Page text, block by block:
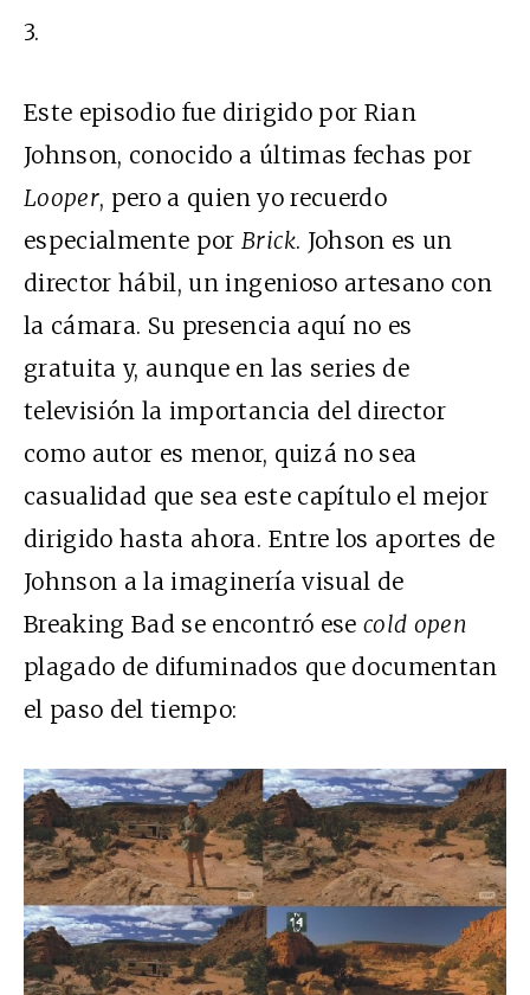
3.
Este episodio fue dirigido por Rian
Johnson, conocido a últimas fechas por
Looper, pero a quien yo recuerdo
especialmente por Brick. Johson es un
director hábil, un ingenioso artesano con
la cámara. Su presencia aquí no es
gratuita y, aunque en las series de
televisión la importancia del director
como autor es menor, quizá no sea
casualidad que sea este capítulo el mejor
dirigido hasta ahora. Entre los aportes de
Johnson a la imaginería visual de
Breaking Bad se encontró ese cold open
plagado de difuminados que documentan
el paso del tiempo: